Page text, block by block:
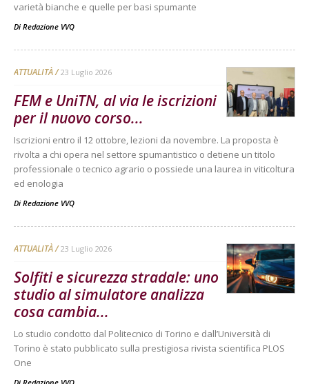
varietà bianche e quelle per basi spumante
Di Redazione VVQ
ATTUALITÀ 23 Luglio 2026
FEM e UniTN, al via le iscrizioni
per il nuovo corso...
Iscrizioni entro il 12 ottobre, lezioni da novembre. La proposta è
rivolta a chi opera nel settore spumantistico o detiene un titolo
professionale o tecnico agrario o possiede una laurea in viticoltura
ed enologia
Di Redazione VVQ
ATTUALITÀ 23 Luglio 2026
Solfiti e sicurezza stradale: uno
studio al simulatore analizza
cosa cambia...
Lo studio condotto dal Politecnico di Torino e dall’Università di
Torino è stato pubblicato sulla prestigiosa rivista scientifica PLOS
One